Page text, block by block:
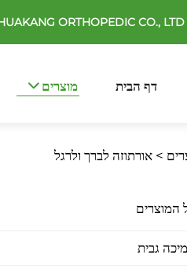
דף הבית מוצרים
> אורתוזה לברך ולרגל
המוצרים
גבית